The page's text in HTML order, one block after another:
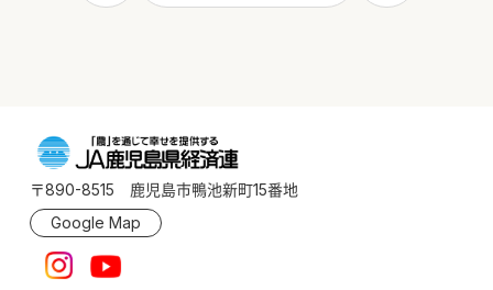
〒890-8515 鹿児島市鴨池新町15番地
Google Map